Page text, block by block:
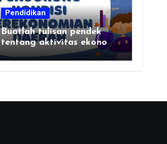
Pendidikan
Buatlah tulisan pendek
tentang aktivitas ekonomi,
tempat aktivitas ekonomi,
dan hasil produksi daerah